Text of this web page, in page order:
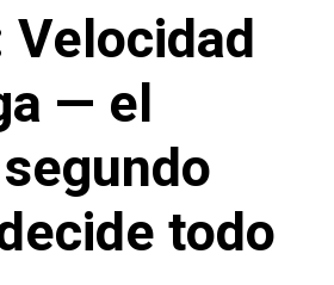
Velocidad
— el
todo